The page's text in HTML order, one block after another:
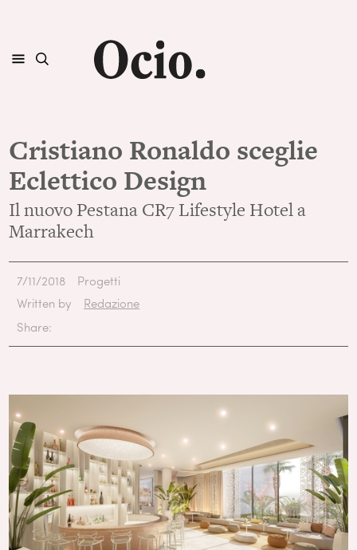
Cristiano Ronaldo sceglie
Eclettico Design
Il nuovo Pestana CR7 Lifestyle Hotel a
Marrakech
7/11/2018
Progetti
Written by
Redazione
Share: